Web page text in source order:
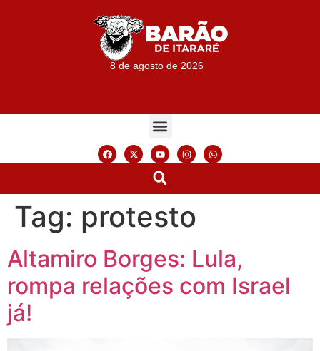
8 de agosto de 2026
Tag: protesto
Altamiro Borges: Lula,
rompa relações com Israel
já!